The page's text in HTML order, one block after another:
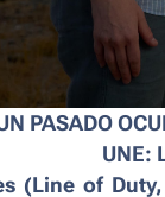
PASADO
UNE:
(Line of